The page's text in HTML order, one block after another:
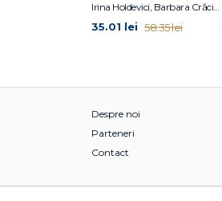
Irina Holdevici, Barbara Crăciun
35.01 lei 58.35 lei
Despre noi
Parteneri
Contact